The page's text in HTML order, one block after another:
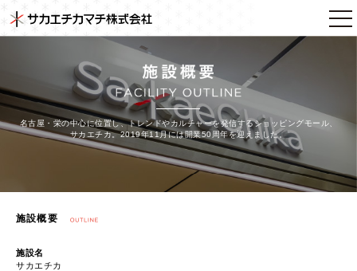
名古屋・栄の中心に位置し、トレンドやカルチャーを発信するショッピングモール、
サカエチカ。2019年11月には開業50周年を迎えました。
施設概要
施設名
サカエチカ